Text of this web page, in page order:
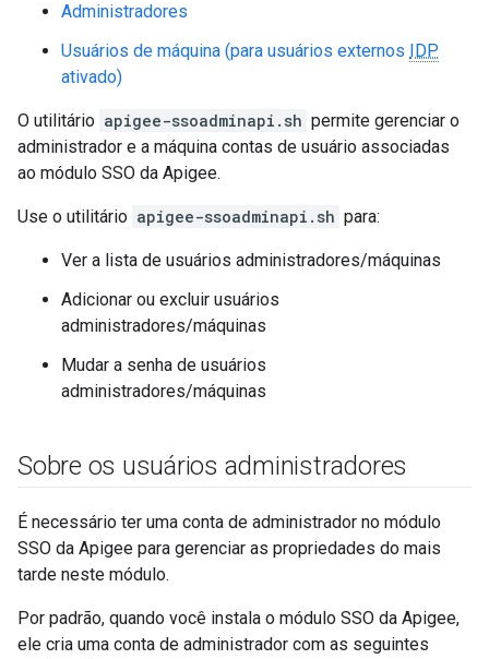
Administradores
Usuários de máquina (para usuários externos IDP
ativado)
O utilitário apigee-ssoadminapi.sh permite gerenciar o
administrador e a máquina contas de usuário associadas
ao módulo SSO da Apigee.
Use o utilitário apigee-ssoadminapi.sh para:
Ver a lista de usuários administradores/máquinas
Adicionar ou excluir usuários
administradores/máquinas
Mudar a senha de usuários
administradores/máquinas
Sobre os usuários administradores
É necessário ter uma conta de administrador no módulo
SSO da Apigee para gerenciar as propriedades do mais
tarde neste módulo.
Por padrão, quando você instala o módulo SSO da Apigee,
ele cria uma conta de administrador com as seguintes